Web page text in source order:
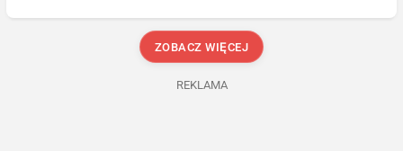
ZOBACZ WIĘCEJ
REKLAMA